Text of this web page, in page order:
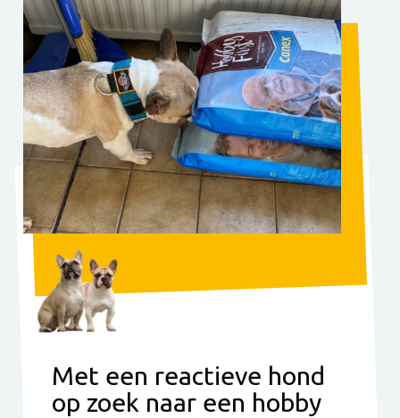
Met een reactieve hond
op zoek naar een hobby